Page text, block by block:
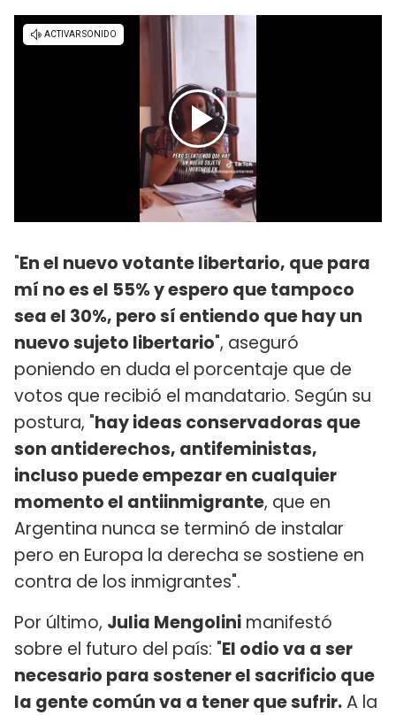
"En el nuevo votante libertario, que para
mí no es el 55% y espero que tampoco
sea el 30%, pero sí entiendo que hay un
nuevo sujeto libertario", aseguró
poniendo en duda el porcentaje que de
votos que recibió el mandatario. Según su
postura, "hay ideas conservadoras que
son antiderechos, antifeministas,
incluso puede empezar en cualquier
momento el antiinmigrante, que en
Argentina nunca se terminó de instalar
pero en Europa la derecha se sostiene en
contra de los inmigrantes".
Por último, Julia Mengolini manifestó
sobre el futuro del país: "El odio va a ser
necesario para sostener el sacrificio que
la gente común va a tener que sufrir.A la